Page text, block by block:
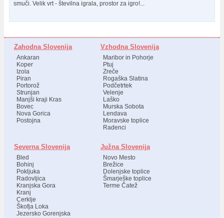
smuči. Velik vrt - številna igrala, prostor za igro!...
Zahodna Slovenija
Ankaran
Koper
Izola
Piran
Portorož
Strunjan
Manjši kraji Kras
Bovec
Nova Gorica
Postojna
Vzhodna Slovenija
Maribor in Pohorje
Ptuj
Zreče
Rogaška Slatina
Podčetrtek
Velenje
Laško
Murska Sobota
Lendava
Moravske toplice
Radenci
Severna Slovenija
Bled
Bohinj
Pokljuka
Radovljica
Kranjska Gora
Kranj
Cerklje
Škofja Loka
Jezersko Gorenjska
Južna Slovenija
Novo Mesto
Brežice
Dolenjske toplice
Šmarješke toplice
Terme Čatež